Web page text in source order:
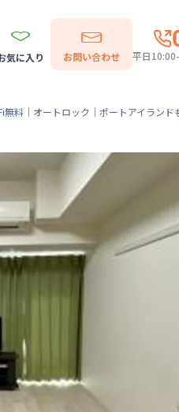
気に入り お問い合わせ 平日
料｜オートロック｜ポートアイランド